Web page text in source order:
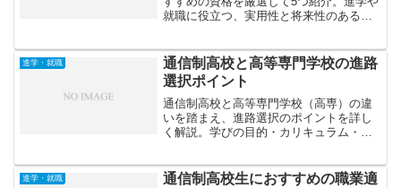
就職に役立つ、実用性と将来性のある資
進学・就職
通信制高校と高等専門学校の進路
選択ポイント
通信制高校と高等専門学校（高専）の違
いを踏まえ、進路選択のポイントを詳し
く解説。学びの目的・カリキュラム・卒
進学・就職
通信制高校生におすすめの職業適